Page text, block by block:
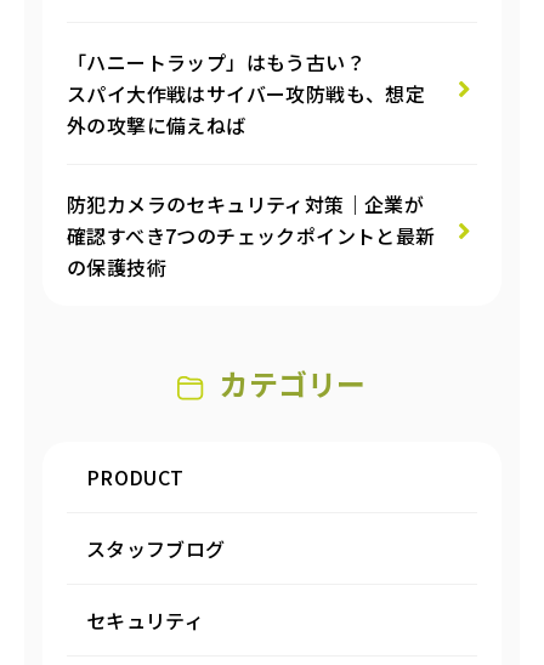
「ハニートラップ」はもう古い？
スパイ大作戦はサイバー攻防戦も、想定
外の攻撃に備えねば
防犯カメラのセキュリティ対策｜企業が
確認すべき7つのチェックポイントと最新
の保護技術
カテゴリー
PRODUCT
スタッフブログ
セキュリティ